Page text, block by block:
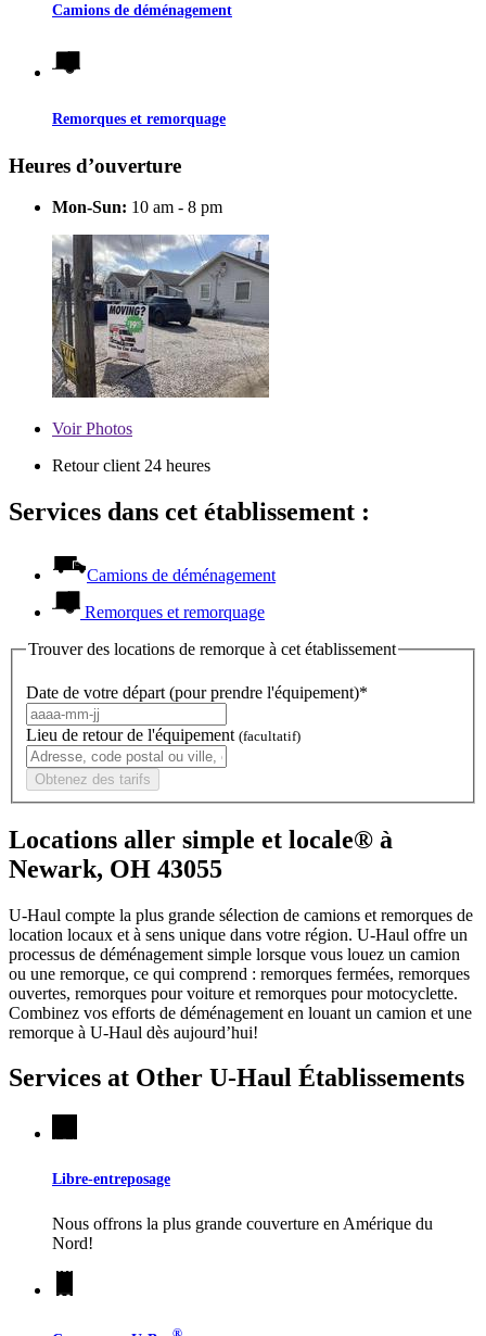
Camions de déménagement
Remorques et remorquage
Heures d’ouverture
Mon-Sun: 10 am - 8 pm
VoirPhotos
Retour client 24 heures
Services dans cet établissement :
Camions de déménagement
Remorques et remorquage
Trouver des locations de remorque à cet établissement
Date de votre départ (pour prendre l'équipement)*
Lieu de retour de l'équipement (facultatif)
Obtenez des tarifs
Locations aller simple et locale® à
Newark, OH 43055
U-Haul compte la plus grande sélection de camions et remorques de
location locaux et à sens unique dans votre région. U-Haul offre un
processus de déménagement simple lorsque vous louez un camion
ou une remorque, ce qui comprend : remorques fermées, remorques
ouvertes, remorques pour voiture et remorques pour motocyclette.
Combinez vos efforts de déménagement en louant un camion et une
remorque à U-Haul dès aujourd’hui!
Services at Other U-Haul Établissements
Libre-entreposage
Nous offrons la plus grande couverture en Amérique du
Nord!